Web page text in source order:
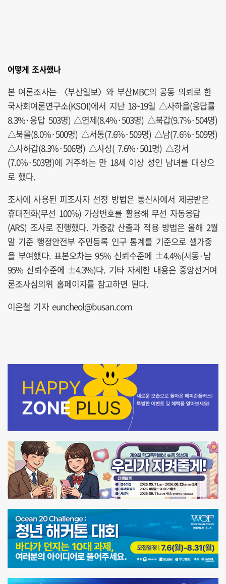
어떻게 조사했나
본 여론조사는 〈부산일보〉와 부산MBC의 공동 의뢰로 한
국사회여론연구소(KSOI)에서 지난 18~19일 △사하을(응답률
8.3%·응답 503명) △연제(8.4%·503명) △북갑(9.7%·504명)
△북을(8.0%·500명) △서동(7.6%·509명) △남(7.6%·509명)
△사하갑(8.3%·506명) △사상( 7.6%·501명) △강서
(7.0%·503명)에 거주하는 만 18세 이상 성인 남녀를 대상으
로 했다.
조사에 사용된 피조사자 선정 방법은 통신사에서 제공받은
휴대전화(무선 100%) 가상번호를 활용해 무선 자동응답
(ARS) 조사로 진행했다. 가중값 산출과 적용 방법은 올해 2월
말 기준 행정안전부 주민등록 인구 통계를 기준으로 셀가중
을 부여했다. 표본오차는 95% 신뢰수준에 ±4.4%(서동·남
95% 신뢰수준에 ±4.3%)다. 기타 자세한 내용은 중앙선거여
론조사심의위 홈페이지를 참고하면 된다.
이은철 기자 euncheol@busan.com